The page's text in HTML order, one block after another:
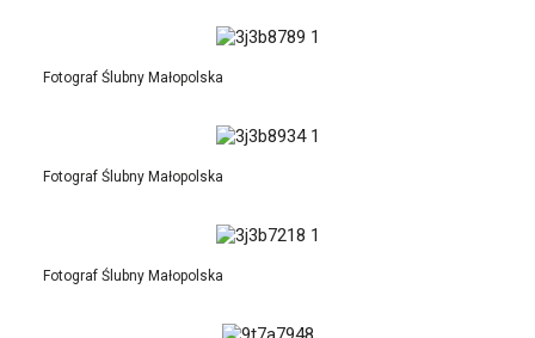
Fotograf Ślubny Małopolska
Fotograf Ślubny Małopolska
Fotograf Ślubny Małopolska